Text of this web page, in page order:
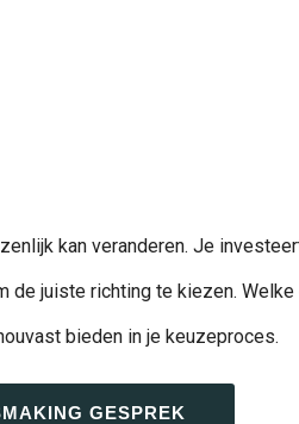
kan veranderen. Je
juiste richting te kiezen.
bieden in je keuzeproces.
GESPREK